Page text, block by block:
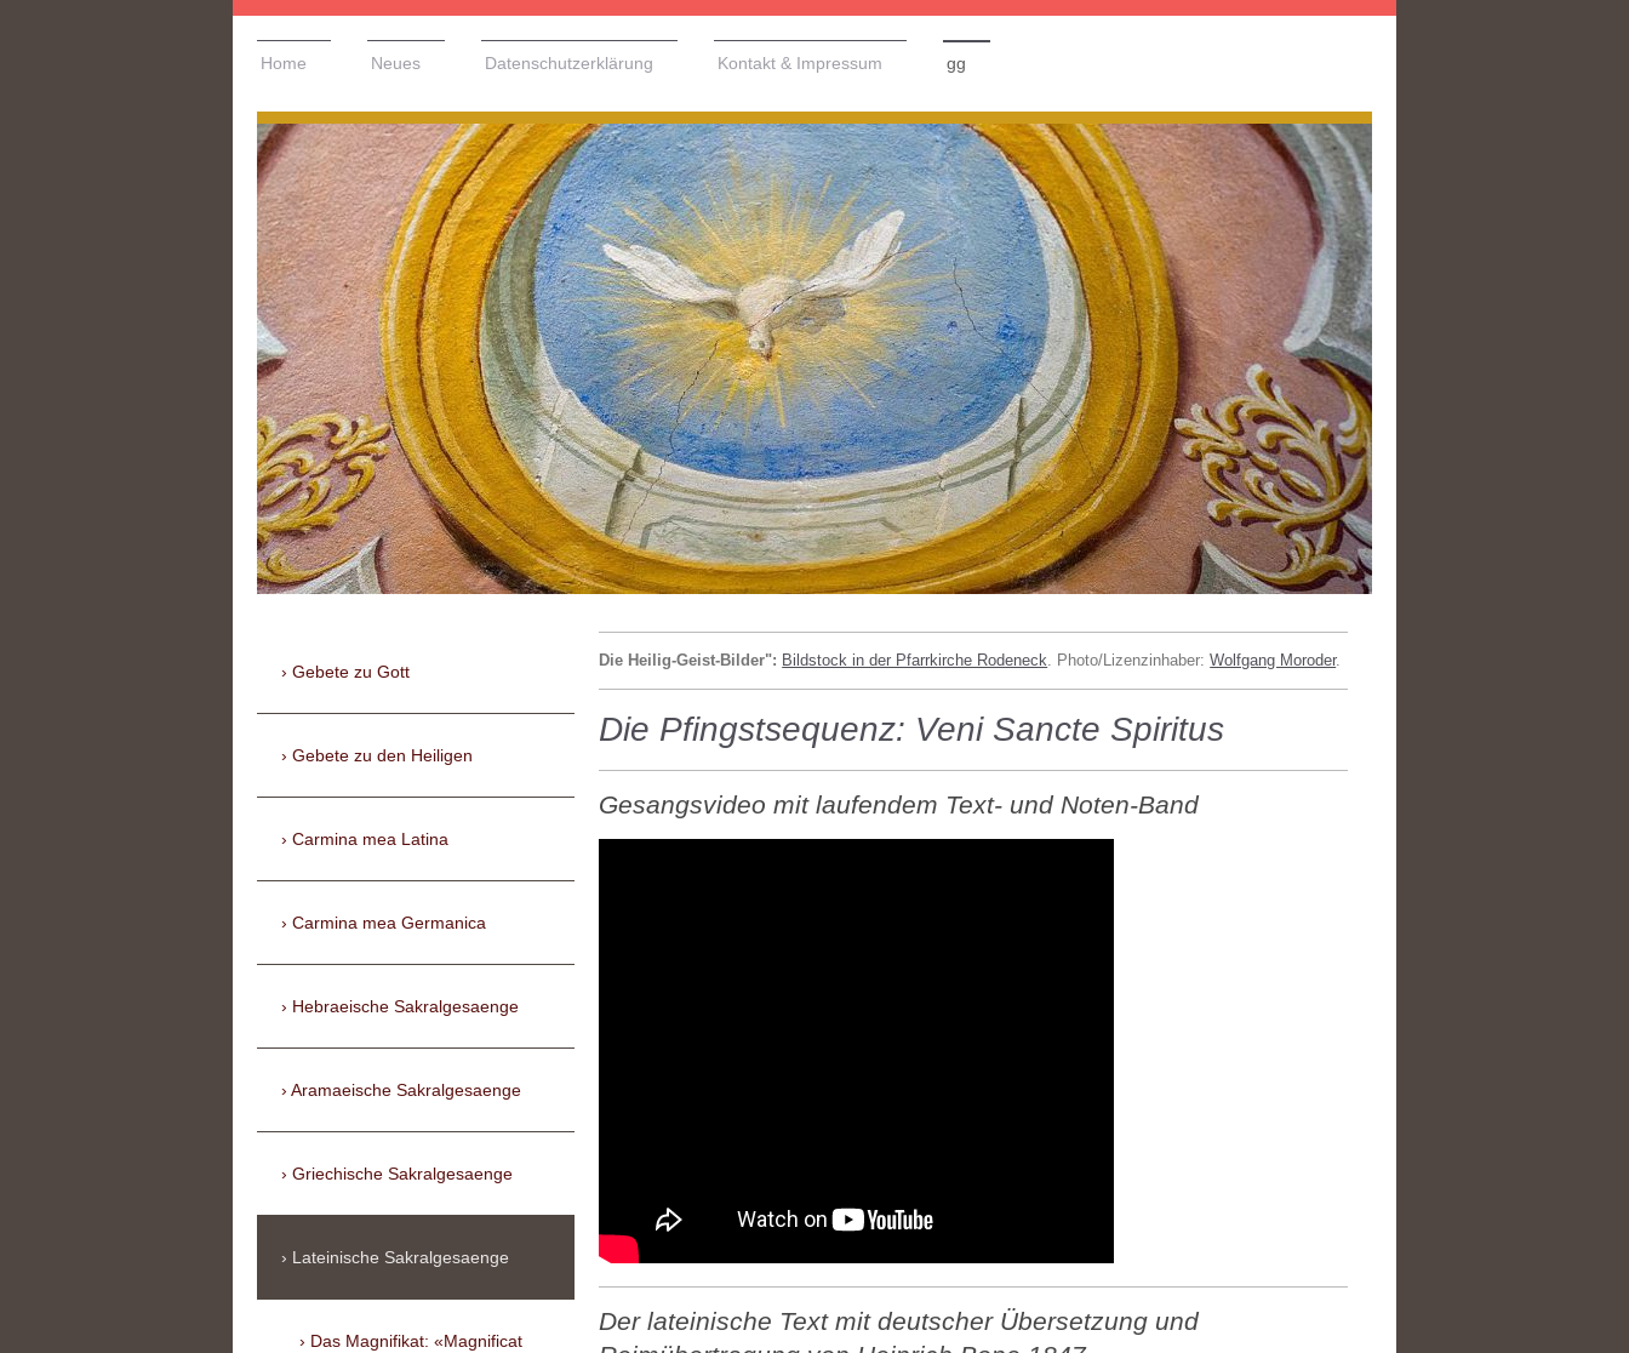
Home Neues Datenschutzerklärung Kontakt & Impressum gg
Die Heilig-Geist-Bilder": Bildstock in der Pfarrkirche Rodeneck. Photo/Lizenzinhaber:Wolfgang Moroder.
Die Pfingstsequenz: Veni Sancte Spiritus
Gesangsvideo mit laufendem Text- und Noten-Band
Der lateinische Text mit deutscher Übersetzung und
Gebete zu Gott
Gebete zu den Heiligen
Carmina mea Latina
Carmina mea Germanica
Hebraeische Sakralgesaenge
Aramaeische Sakralgesaenge
Griechische Sakralgesaenge
Lateinische Sakralgesaenge
Das Magnifikat: «Magnificat